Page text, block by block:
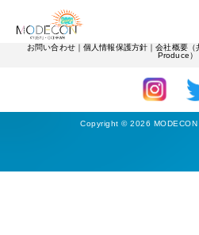
中村学園大学
お問い合わせ｜個人情報保護方針 ｜会社概要（
Produce）
Copyright © 2026 MODECON